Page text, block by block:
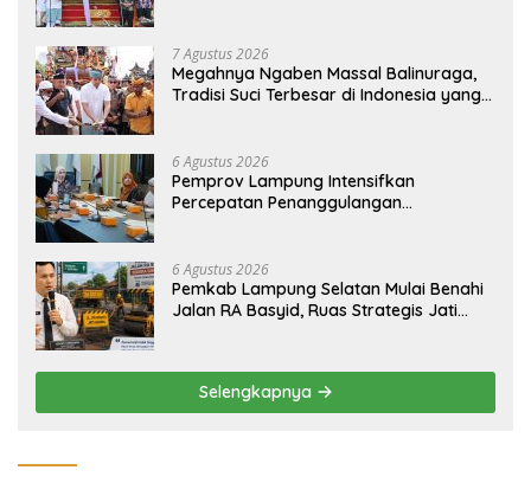
7 Agustus 2026
Megahnya Ngaben Massal Balinuraga,
Tradisi Suci Terbesar di Indonesia yang
6 Agustus 2026
Pemprov Lampung Intensifkan
Percepatan Penanggulangan
6 Agustus 2026
Pemkab Lampung Selatan Mulai Benahi
Jalan RA Basyid, Ruas Strategis Jati
Selengkapnya